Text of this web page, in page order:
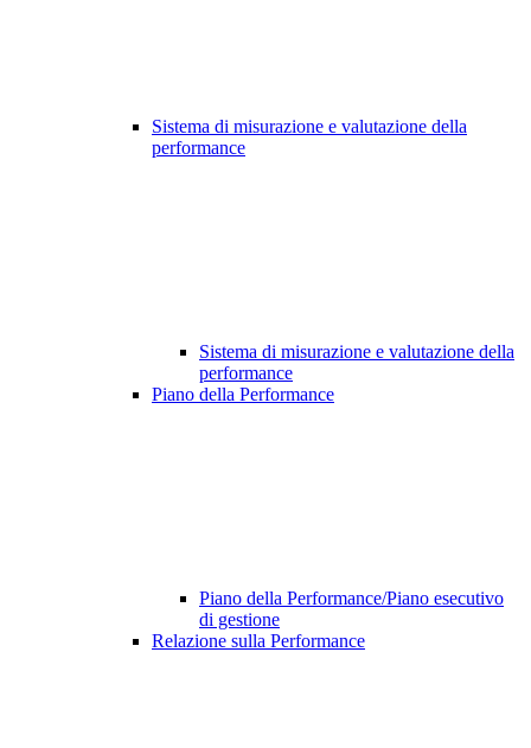
Sistema di misurazione e valutazione della
performance
Sistema di misurazione e valutazione della
performance
Piano della Performance
Piano della Performance/Piano esecutivo
di gestione
Relazione sulla Performance